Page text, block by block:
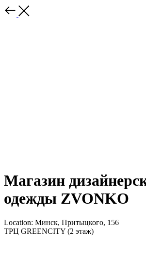
Магазин
одежды ZVONKO
Location: Минск, Притыцкого, 156
ТРЦ GREENCITY (2 этаж)